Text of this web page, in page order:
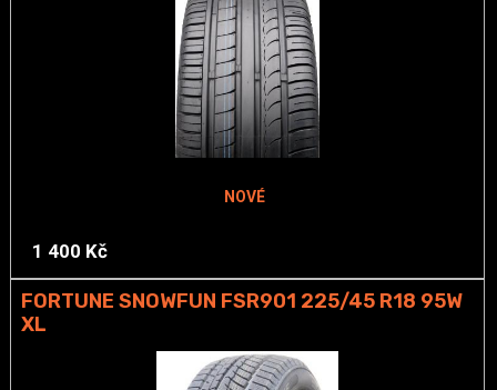
NOVÉ
1 400 Kč
FORTUNE SNOWFUN FSR901 225/45 R18 95W
XL